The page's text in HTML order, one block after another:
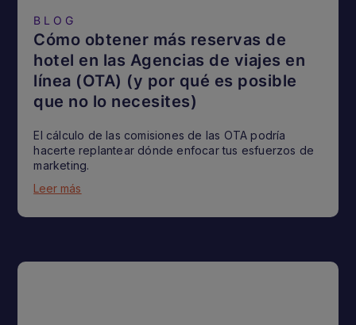
BLOG
Cómo obtener más reservas de
hotel en las Agencias de viajes en
línea (OTA) (y por qué es posible
que no lo necesites)
El cálculo de las comisiones de las OTA podría
hacerte replantear dónde enfocar tus esfuerzos de
marketing.
Leer más